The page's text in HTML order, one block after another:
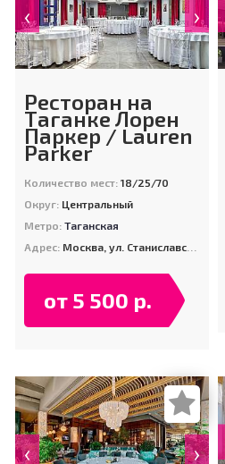
‹ ›
Ресторан на
Таганке Лорен
Паркер / Lauren
Parker
Количество мест:18/25/70
Округ: Центральный
Метро:Таганская
Адрес: Москва, ул. Станиславского 15
от 5 500 р.
‹ ›